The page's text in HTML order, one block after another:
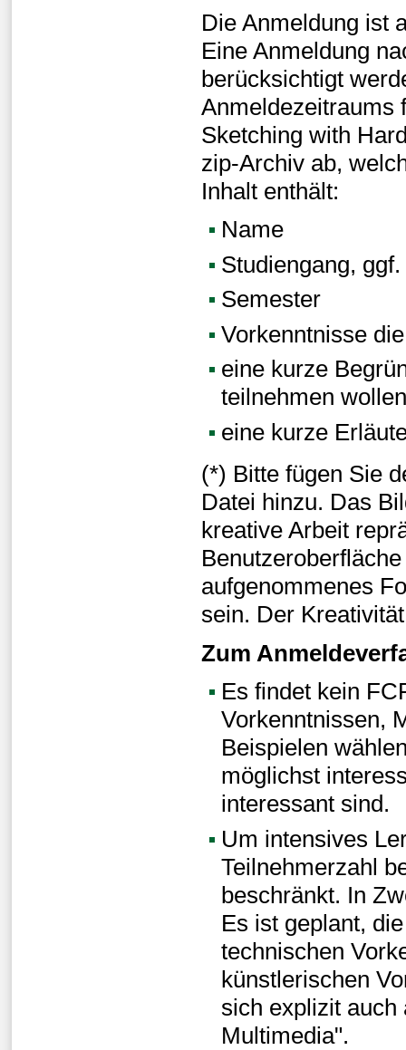
Die Anmeldung ist
Eine Anmeldung
berücksichtigt
Anmeldezeitraums
Sketching with
zip-Archiv ab,
Inhalt enthält:
Name
Studiengang,
Semester
Vorkenntnisse
eine kurze
teilnehmen
eine kurze
(*) Bitte fügen Sie
Datei hinzu. Das
kreative Arbeit
aufgenommenes
sein. Der
Zum
Es findet kein
Vorkenntnissen,
Beispielen
möglichst
interessant sind.
Um intensives
Teilnehmerzahl
beschränkt. In
Es ist geplant,
technischen
künstlerischen
sich explizit auch
Multimedia".